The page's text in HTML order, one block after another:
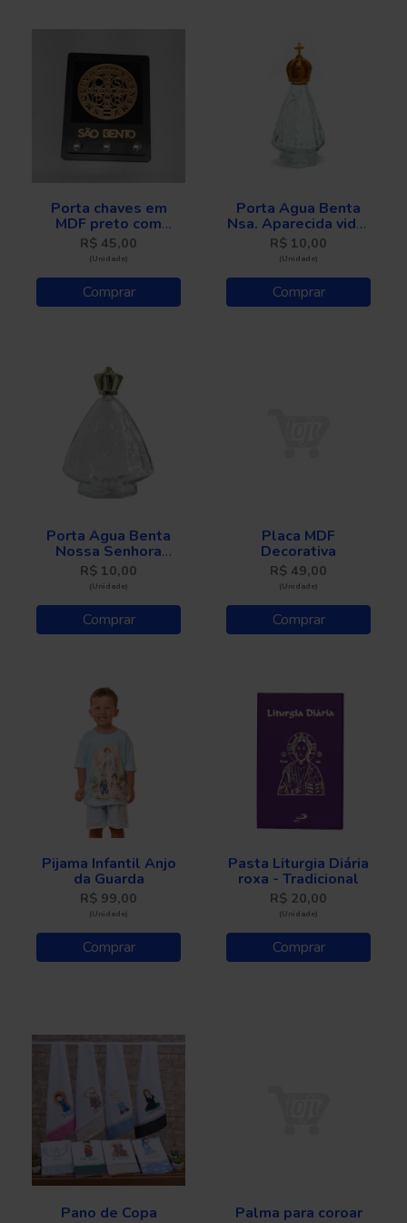
Porta chaves em
MDF preto com
Medalha de São
Bento
R$ 45,00
(Unidade)
Comprar
Porta Água Benta
Nsa. Aparecida vidro
- 30 ml
R$ 10,00
(Unidade)
Comprar
Porta Água Benta
Nossa Senhora
Aparecida
R$ 10,00
(Unidade)
Comprar
Placa MDF
Decorativa
R$ 49,00
(Unidade)
Comprar
Pijama Infantil Anjo
da Guarda
R$ 99,00
(Unidade)
Comprar
Pasta Liturgia Diária
roxa - Tradicional
R$ 20,00
(Unidade)
Comprar
Pano de Copa Palma para coroar